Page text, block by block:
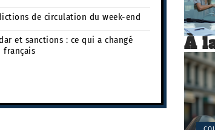
de circulation du week-end
et sanctions : ce qui a changé
français
À